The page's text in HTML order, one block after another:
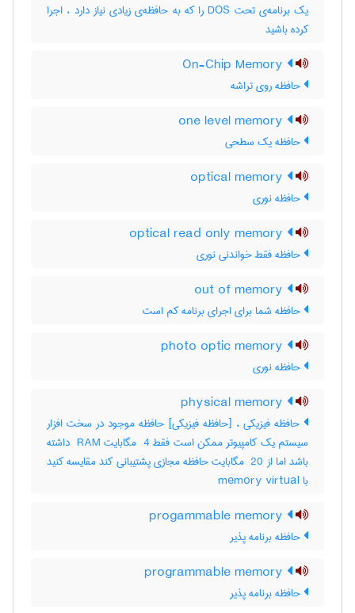
یک‌ برنامه‌ی تحت‌ DOS را که به حافظه‌ی زیادی نیاز دارد ، اجرا
کرده باشید
حافظه روی تراشه
حافظه یک سطحی
حافظه نوری
حافظه فقط خواندنی نوری
حافظه شما برای اجرای برنامه کم است
حافظه نوری
حافظه فیزیکی ، [حافظه فیزیکی] حافظه موجود در سخت افزار
سیستم یک کامپیوتر ممکن است فقط ‎ 4 مگابایت ‎ RAM داشته
باشد اما از ‎ 20 مگابایت حافظه مجازی پشتیبانی کند مقایسه کنید
با ‎ memory virtual
حافظه برنامه پذیر
حافظه برنامه پذیر